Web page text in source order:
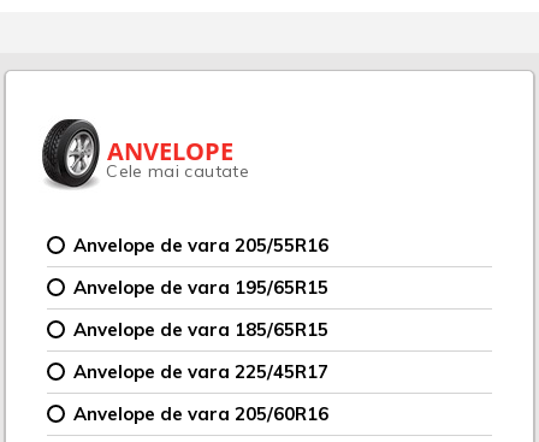
ANVELOPE
Cele mai cautate
Anvelope de vara 205/55R16
Anvelope de vara 195/65R15
Anvelope de vara 185/65R15
Anvelope de vara 225/45R17
Anvelope de vara 205/60R16